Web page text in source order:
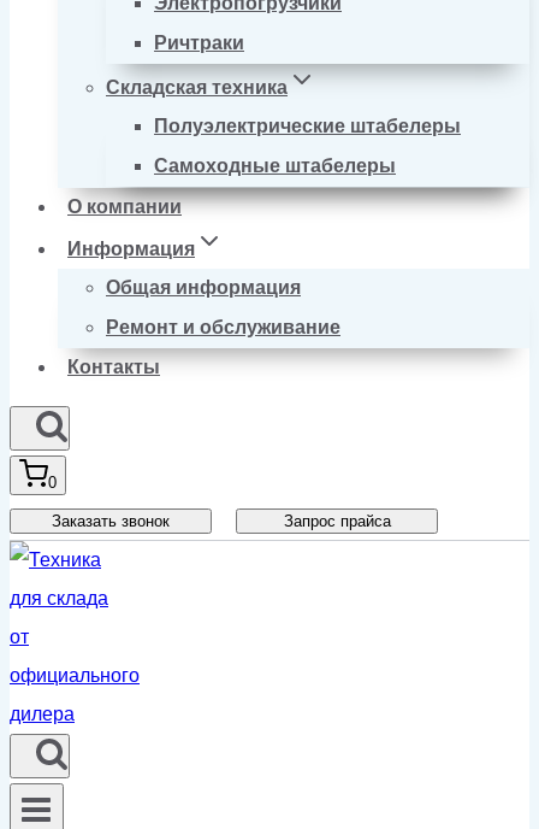
Ричтраки
Складская техника
Полуэлектрические штабелеры
Самоходные штабелеры
О компании
Информация
Общая информация
Ремонт и обслуживание
Контакты
0
Заказать звонок Запрос прайса